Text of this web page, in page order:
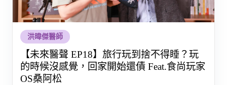
洪暐傑醫師
【未來醫聲 EP18】旅行玩到捨不得睡？玩
的時候沒感覺，回家開始還債 Feat.食尚玩家
OS桑阿松